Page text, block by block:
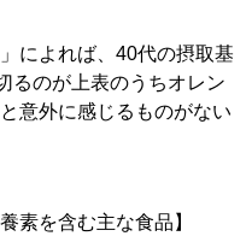
によれば、40代の摂取基
るのが上表のうちオレン
意外に感じるものがない
を含む主な食品】